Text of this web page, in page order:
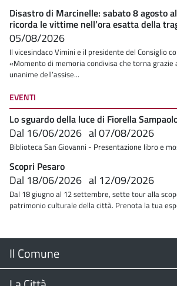
Disastro di Marcinelle: sabato 8 agosto
ricorda le vittime nell’ora esatta della
05/08/2026
Il vicesindaco Vimini e il presidente del Consiglio
«Momento di memoria condivisa che torna grazie
unanime dell’assise...
EVENTI
Lo sguardo della luce di Fiorella
Dal 16/06/2026 al07/08/2026
Biblioteca San Giovanni - Presentazione libro e
Scopri Pesaro
Dal 18/06/2026 al 12/09/2026
Dal 18 giugno al 12 settembre, sette tour alla
patrimonio culturale della città. Prenota la tua
Menu
Il Comune